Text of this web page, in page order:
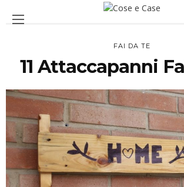
FAI DA TE
11 Attaccapanni